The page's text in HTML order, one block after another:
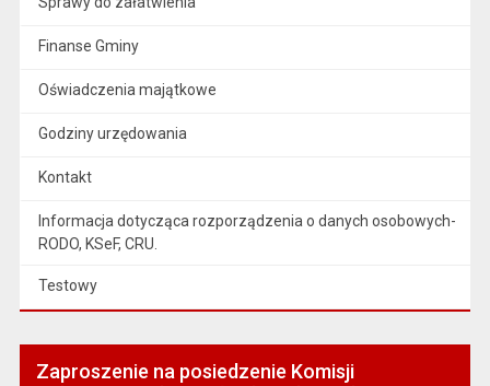
Finanse Gminy
Oświadczenia majątkowe
Godziny urzędowania
Kontakt
Informacja dotycząca rozporządzenia o danych osobowych-
RODO, KSeF, CRU.
Testowy
Zaproszenie na posiedzenie Komisji